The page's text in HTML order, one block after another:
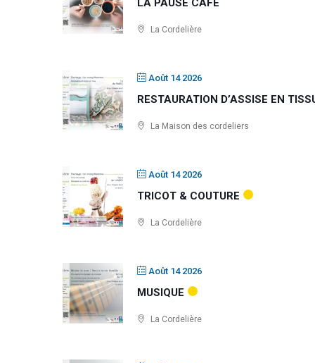
LA PAUSE CAFÉ
La Cordelière
Août 14 2026
RESTAURATION D’ASSISE EN
La Maison des cordeliers
Août 14 2026
TRICOT & COUTURE
La Cordelière
Août 14 2026
MUSIQUE
La Cordelière